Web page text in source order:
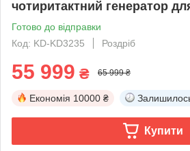
чотиритактний генератор
Готово до відправки
Код: KD-KD3235
Роздріб
55 999 ₴ 65 999 ₴
Економія 10000 ₴
Купити